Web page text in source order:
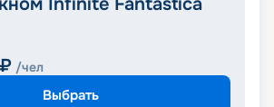
₽ /чел
Выбрать